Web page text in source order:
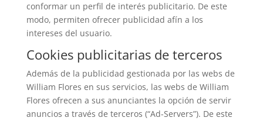
conformar un perfil de interés publicitario. De este
modo, permiten ofrecer publicidad afín a los
intereses del usuario.
Cookies publicitarias de terceros
Además de la publicidad gestionada por las webs de
William Flores en sus servicios, las webs de William
Flores ofrecen a sus anunciantes la opción de servir
anuncios a través de terceros (“Ad-Servers”). De este